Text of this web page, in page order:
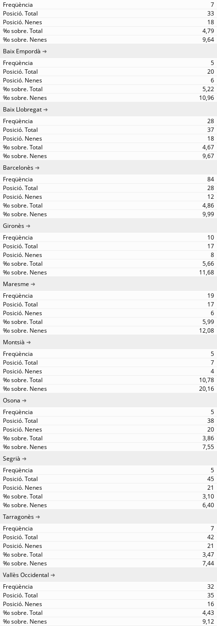
7
33
18
4,79
9,64
Baix Empordà
5
20
6
5,22
10,96
Baix Llobregat
28
37
18
4,67
9,67
Barcelonès
84
28
12
4,86
9,99
Gironès
10
17
8
5,66
11,68
Maresme
19
17
6
5,99
12,08
Montsià
5
7
4
10,78
20,16
Osona
5
38
20
3,86
7,55
Segrià
5
45
21
3,10
6,40
Tarragonès
7
42
21
3,47
7,44
Vallès Occidental
32
35
16
4,43
9,12